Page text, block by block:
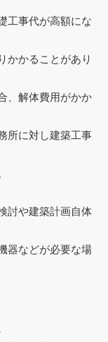
工事代が高額にな
かかることがあり
、解体費用がかか
所に対し建築工事
討や建築計画自体
器などが必要な場